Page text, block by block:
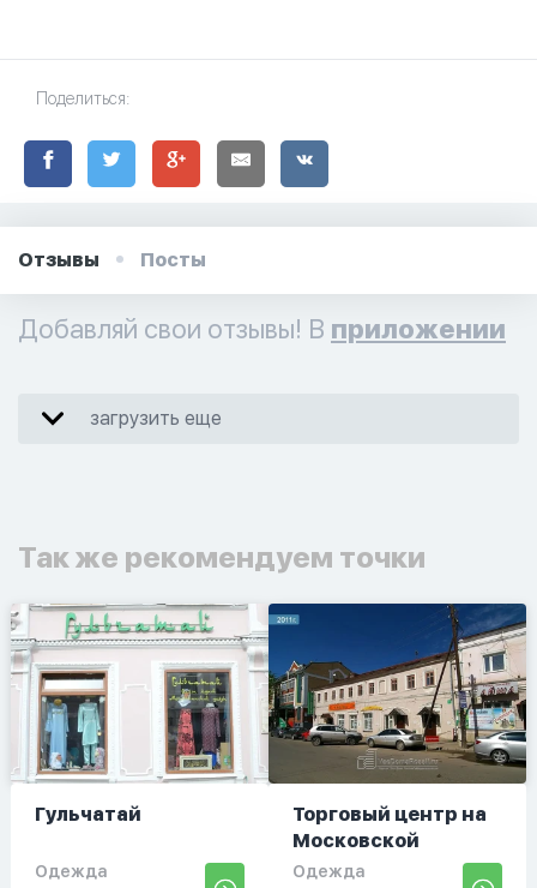
Поделиться:
Отзывы Посты
Добавляй свои отзывы! В приложении
загрузить еще
Так же рекомендуем точки
Гульчатай
Одежда
Торговый центр на
Московской
Одежда